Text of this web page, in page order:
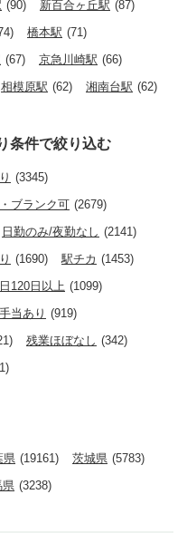
(90) 新百合ヶ丘駅 (87)
橋本駅 (71)
(67) 京急川崎駅 (66)
相模原駅 (62) 湘南台駅 (62)
条件で絞り込む
(3345)
ブランク可 (2679)
日勤のみ/夜勤なし (2141)
(1690) 駅チカ (1453)
120日以上 (1099)
当あり (919)
残業ほぼなし (342)
県 (19161) 茨城県 (5783)
県 (3238)